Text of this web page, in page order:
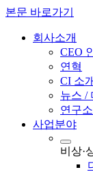
본문 바로가기
회사소개
CEO
연혁
CI 소개
뉴스 /
연구
사업분야
비상·